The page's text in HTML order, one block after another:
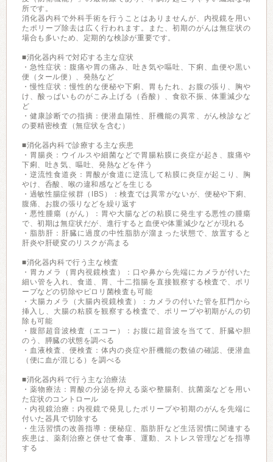
所です。
消化器内科で外科手術を行うことはありませんが、内視鏡を用い
たポリープ除去は広く行われます。また、初期のがんは無症状の
場合も多いため、定期的な検診が重要です。
■消化器内科で対応する主な症状
・急性症状：腹痛や胃の痛み、吐き気や嘔吐、下痢、血便や黒い
便（タール便）、発熱など
・慢性症状：慢性的な便秘や下痢、胃もたれ、お腹の張り、胸や
け、酸っぱいものがこみ上げる（呑酸）、食欲不振、体重減少な
ど
・健康診断での指摘：便潜血陽性、肝機能の異常、がん検診など
の要精密検査（無症状を含む）
■消化器内科で診療する主な疾患
・胃腸炎：ウイルスや細菌などで胃腸粘膜に炎症が起き、腹痛や
下痢、吐き気、嘔吐、発熱などを伴う
・逆流性食道炎：胃酸が食道に逆流して粘膜に炎症が起こり、胸
やけ、呑酸、喉の違和感などを生じる
・過敏性腸症候群（IBS）：検査では異常がないが、便秘や下痢、
腹痛、お腹の張りなどを繰り返す
・悪性腫瘍（がん）：胃や大腸などの粘膜に発生する悪性の腫瘍
で、初期は無症状だが、進行すると血便や体重減少などが現れる
・脂肪肝：肝臓に過度の中性脂肪が溜まった状態で、放置すると
肝炎や肝硬変のリスクが高まる
■消化器内科で行う主な検査
・胃カメラ（胃内視鏡検査）：口や鼻から先端にカメラが付いた
細い管を入れ、食道、胃、十二指腸を直接観察する検査で、ポリ
ープなどの切除やピロリ菌検査も可能
・大腸カメラ（大腸内視鏡検査）：カメラの付いた管を肛門から
挿入し、大腸の粘膜を観察する検査で、ポリープや初期がんの切
除も可能
・腹部超音波検査（エコー）：お腹に超音波を当てて、肝臓や胆
のう、膵臓の状態を調べる
・血液検査、便検査：体内の炎症や肝機能の数値の確認、便潜血
（便に血が混じる）を調べる
■消化器内科で行う主な治療法
・薬物療法：胃酸の分泌を抑える薬や整腸剤、抗菌薬などを用い
た症状のコントロール
・内視鏡治療：内視鏡で発見したポリープや初期のがんを先端に
付いた器具で切除する
・生活習慣の改善指導：便秘症、脂肪肝など生活習慣に関連する
疾患は、薬剤治療と併せて食事、運動、ストレス管理などを指導
する